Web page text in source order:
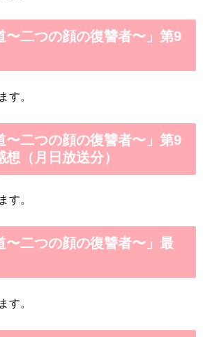
〜二つの顔の復讐者〜」第9
す。
〜二つの顔の復讐者〜」第9
（月日放送分）
す。
〜二つの顔の復讐者〜」最
す。